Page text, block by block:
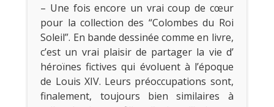
– Une fois encore un vrai coup de cœur
pour la collection des “Colombes du Roi
Soleil”. En bande dessinée comme en livre,
c’est un vrai plaisir de partager la vie d’
héroïnes fictives qui évoluent à l’époque
de Louis XIV. Leurs préoccupations sont,
finalement, toujours bien similaires à